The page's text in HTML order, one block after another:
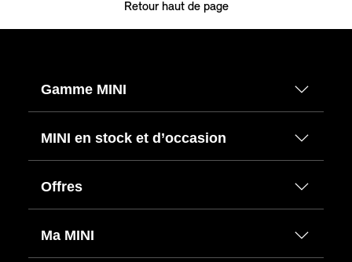
Retour haut de page
Gamme MINI
MINI en stock et d’occasion
Offres
Ma MINI